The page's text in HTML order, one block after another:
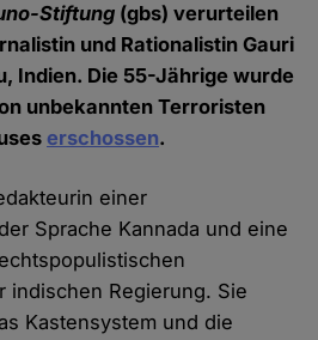
Stiftung (gbs) verurteilen
und Rationalistin Gauri
Indien. Die 55-Jährige wurde
unbekannten Terroristen
erschossen.
einer
Sprache Kannada und eine
indischen Regierung. Sie
Kastensystem und die